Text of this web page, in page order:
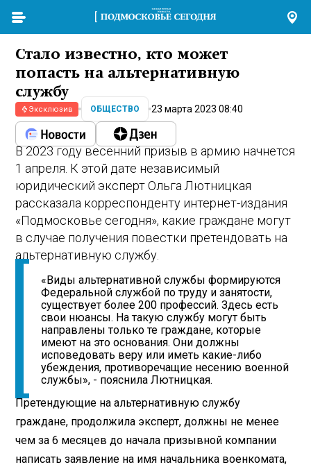
Стало известно, кто может
попасть на альтернативную
службу
Эксклюзив ОБЩЕСТВО 23 марта 2023 08:40
В 2023 году весенний призыв в армию начнется
1 апреля. К этой дате независимый
юридический эксперт Ольга Лютницкая
рассказала корреспонденту интернет-издания
«Подмосковье сегодня», какие граждане могут
в случае получения повестки претендовать на
альтернативную службу.
«Виды альтернативной службы формируются
Федеральной службой по труду и занятости,
существует более 200 профессий. Здесь есть
свои нюансы. На такую службу могут быть
направлены только те граждане, которые
имеют на это основания. Они должны
исповедовать веру или иметь какие-либо
убеждения, противоречащие несению военной
службы», - пояснила Лютницкая.
Претендующие на альтернативную службу
граждане, продолжила эксперт, должны не менее
чем за 6 месяцев до начала призывной компании
написать заявление на имя начальника военкомата,